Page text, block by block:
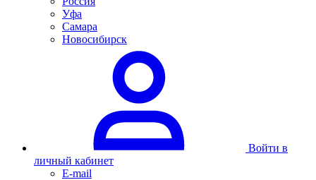
Уфа
Самара
Новосибирск
Войти в
личный кабинет
E-mail